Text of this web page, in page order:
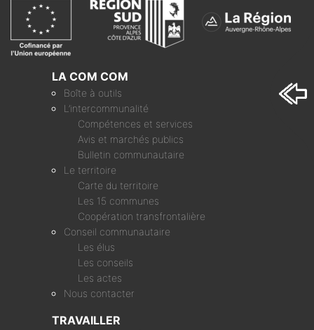
LA COM COM
Boîte à outils
L’intercommunalité
Compétences et services
Avis et marchés publics
Bulletin communautaire
Le territoire
Carte du territoire
Les 15 communes
Coopération transfrontalière
Conseil communautaire
Les élus
Les conseils
Les actes
Nous contacter
TRAVAILLER